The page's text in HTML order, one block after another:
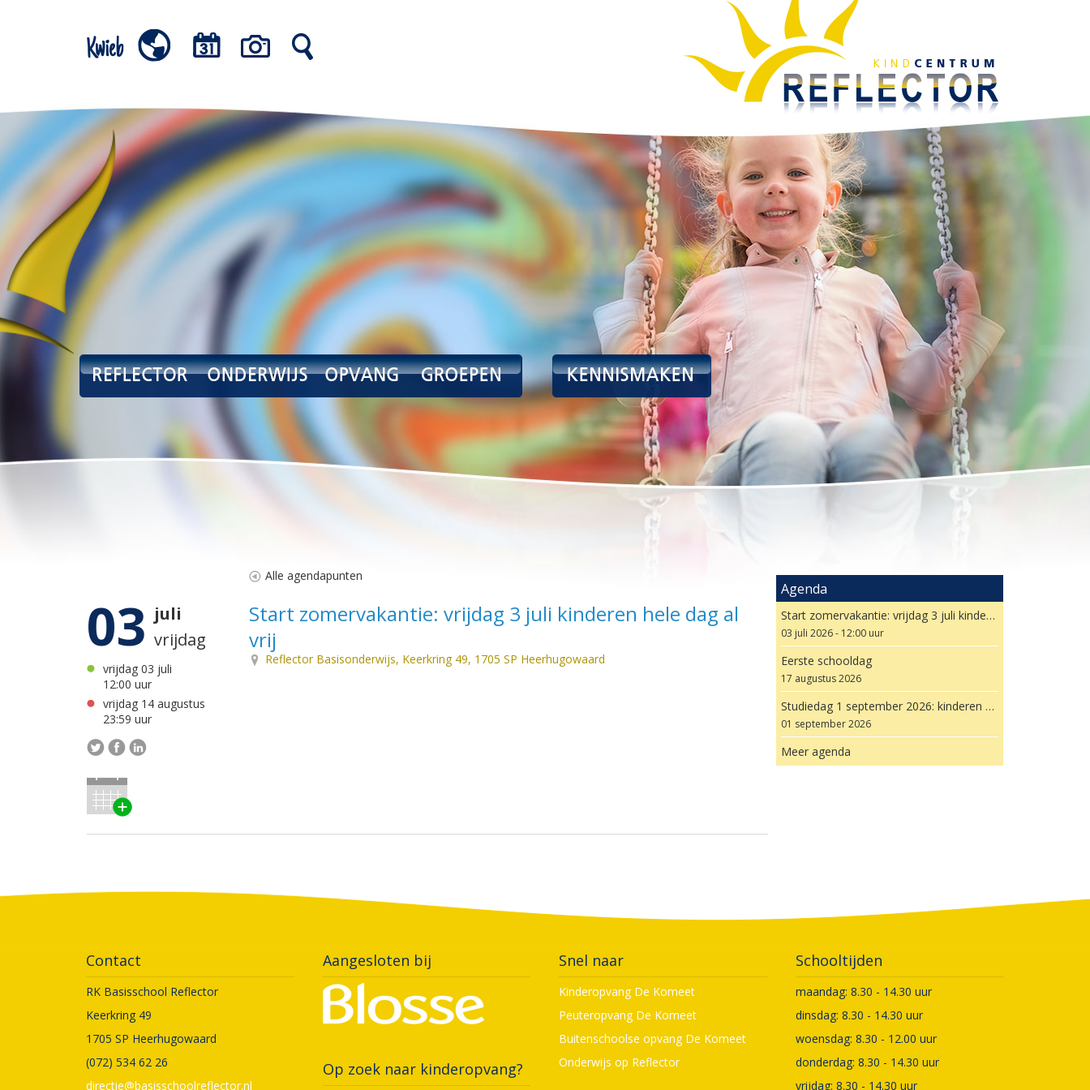
Alle agendapunten
03 juli
vrijdag
vrijdag 03 juli
12:00 uur
vrijdag 14 augustus
23:59 uur
Start zomervakantie: vrijdag 3 juli kinderen hele dag al
vrij
Reflector Basisonderwijs, Keerkring 49, 1705 SP Heerhugowaard
Agenda
Start zomervakantie: vrijdag 3 juli kinderen hele dag al vrij
03 juli 2026 - 12:00 uur
Eerste schooldag
17 augustus 2026
Studiedag 1 september 2026: kinderen vrij
01 september 2026
Meer agenda
Contact
RK Basisschool Reflector
Keerkring 49
1705 SP Heerhugowaard
(072) 534 62 26
directie@basisschoolreflector.nl
Aangesloten bij
Op zoek naar kinderopvang?
Snel naar
Kinderopvang De Komeet
Peuteropvang De Komeet
Buitenschoolse opvang De Komeet
Onderwijs op Reflector
Schooltijden
maandag: 8.30 - 14.30 uur
dinsdag: 8.30 - 14.30 uur
woensdag: 8.30 - 12.00 uur
donderdag: 8.30 - 14.30 uur
vrijdag: 8.30 - 14.30 uur